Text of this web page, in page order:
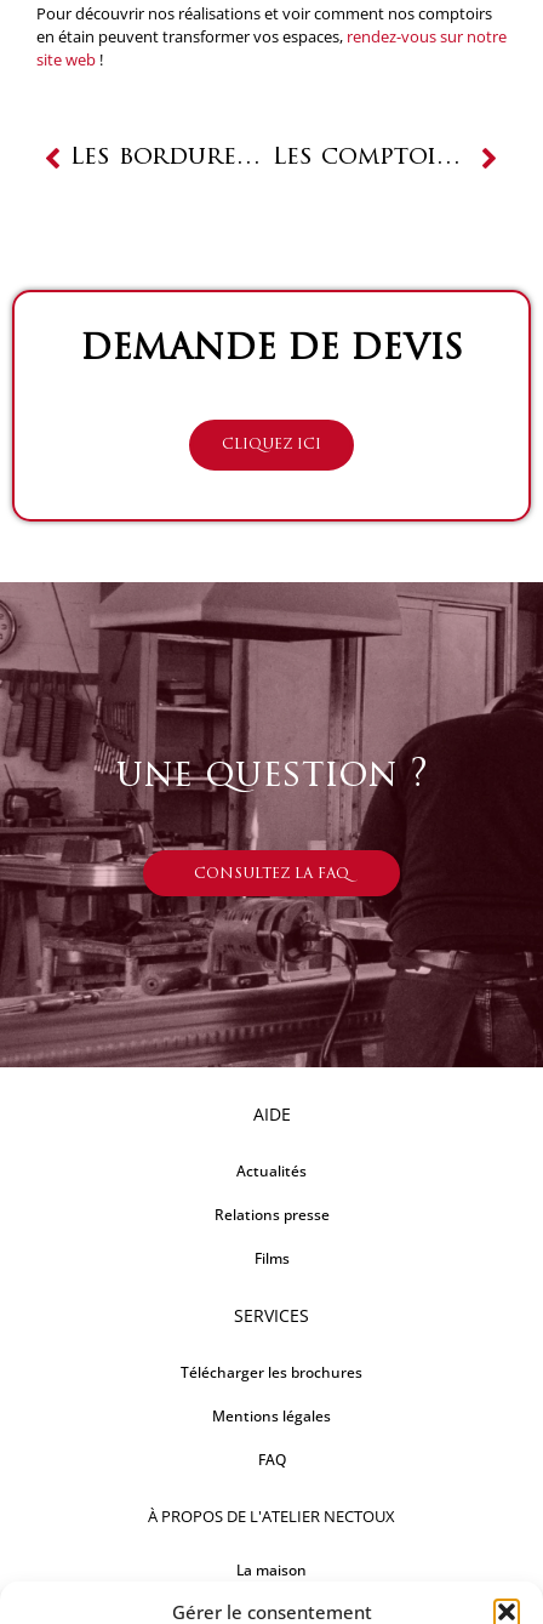
Gérer le consentement
Pour découvrir nos réalisations et voir comment nos comptoirs
en étain peuvent transformer vos espaces, rendez-vous sur notre
site web !
Les bordures de comptoir : un détail qui fait toute la différence Les comptoirs en étain des Ateliers Nectoux : de Dax à l’international
DEMANDE DE DEVIS
CLIQUEZ ICI
une question ?
CONSULTEZ LA FAQ
AIDE
Actualités
Relations presse
Films
SERVICES
Télécharger les brochures
Mentions légales
FAQ
À PROPOS DE L'ATELIER NECTOUX
La maison
Comptoirs